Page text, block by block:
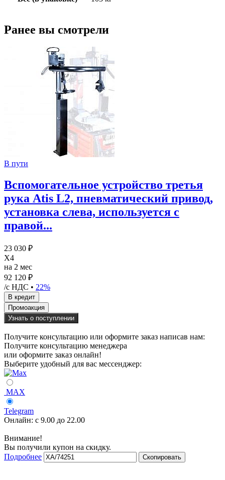
Ранее вы смотрели
В пути
Вспомогательное устройство третья
рука Atis L2, пневматический привод,
установка слева, используется с
правой...
23 030 ₽
X4
на 2 мес
92 120 ₽
/с НДС • 22%
Узнать о поступлении
Получите консультацию или оформите заказ написав нам:
Получите консультацию менеджера
или оформите заказ онлайн!
Выберите удобный для вас мессенджер:
MAX
Telegram
Онлайн: с 9.00 до 22.00
Внимание!
Вы получили купон на скидку.
Подробнее
Скопировать